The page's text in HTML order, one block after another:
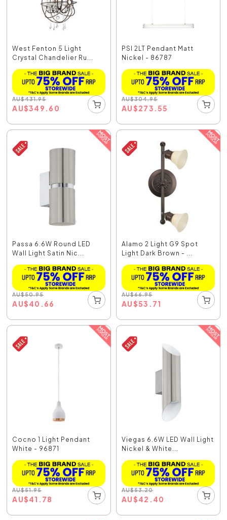
West Fenton 5 Light
Crystal Chandelier Ru...
AU$431.95
AU$349.60
PSI 2LT Pendant Matt
Nickel - 86787
AU$304.95
AU$273.55
Passa 6.6W Round LED
Wall Light Satin Nic...
AU$50.95
AU$40.66
Alamo 2 Light G9 Spot
Light Dark Brown - ...
AU$66.95
AU$53.71
Cocno 1 Light Pendant
White - 96871
AU$51.95
AU$41.78
Viegas 6.6W LED Wall Light
Nickel & White...
AU$53.20
AU$42.40